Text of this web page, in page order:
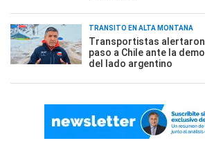
TRÁNSITO EN ALTA MONTAÑA
Transportistas alertaron
paso a Chile ante la
del lado argentino